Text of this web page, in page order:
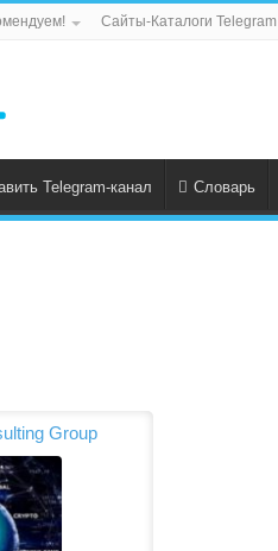
Сайты-Каталоги Telegram
Telegram-канал Словарь
Group